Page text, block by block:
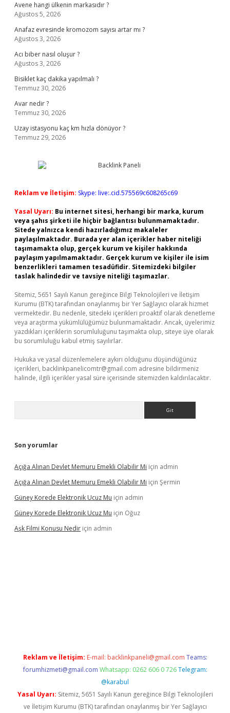
Avene hangi ülkenin markasıdır ?
Ağustos 5, 2026
Anafaz evresinde kromozom sayısı artar mı ?
Ağustos 3, 2026
Acı biber nasıl oluşur ?
Ağustos 3, 2026
Bisiklet kaç dakika yapılmalı ?
Temmuz 30, 2026
Avar nedir ?
Temmuz 30, 2026
Uzay istasyonu kaç km hızla dönüyor ?
Temmuz 29, 2026
Reklam ve İletişim: Skype: live:.cid.575569c608265c69
Yasal Uyarı: Bu internet sitesi, herhangi bir marka, kurum
veya şahıs şirketi ile hiçbir bağlantısı bulunmamaktadır.
Sitede yalnızca kendi hazırladığımız makaleler
paylaşılmaktadır. Burada yer alan içerikler haber niteliği
taşımamakta olup, gerçek kurum ve kişiler hakkında
paylaşım yapılmamaktadır. Gerçek kurum ve kişiler ile isim
benzerlikleri tamamen tesadüfidir. Sitemizdeki bilgiler
taslak halindedir ve tavsiye niteliği taşımazlar.
Sitemiz, 5651 Sayılı Kanun gereğince Bilgi Teknolojileri ve İletişim
Kurumu (BTK) tarafından onaylanmış bir Yer Sağlayıcı olarak hizmet
vermektedir. Bu nedenle, sitedeki içerikleri proaktif olarak denetleme
veya araştırma yükümlülüğümüz bulunmamaktadır. Ancak, üyelerimiz
yazdıkları içeriklerin sorumluluğunu taşımakta olup, siteye üye olarak
bu sorumluluğu kabul etmiş sayılırlar.
Hukuka ve yasal düzenlemelere aykırı olduğunu düşündüğünüz
içerikleri, backlinkpanelicomtr@gmail.com adresine bildirmeniz
halinde, ilgili içerikler yasal süre içerisinde sitemizden kaldırılacaktır.
Son yorumlar
Açığa Alınan Devlet Memuru Emekli Olabilir Mi için admin
Açığa Alınan Devlet Memuru Emekli Olabilir Mi için Şermin
Güney Korede Elektronik Ucuz Mu için admin
Güney Korede Elektronik Ucuz Mu için Oğuz
Aşk Filmi Konusu Nedir için admin
Reklam ve İletişim: E-mail: backlinkpaneli@gmail.com Teams:
forumhizmeti@gmail.com Whatsapp: 0262 606 0 726 Telegram:
@karabul
Yasal Uyarı: Sitemiz, 5651 Sayılı Kanun gereğince Bilgi Teknolojileri
ve İletişim Kurumu (BTK) tarafından onaylanmış bir Yer Sağlayıcı